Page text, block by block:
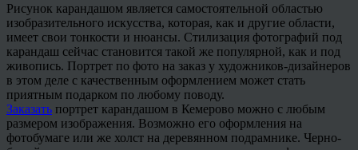
Рисунок карандашом является самостоятельной областью
изобразительного искусства, которая, как и другие области,
имеет свои тонкости и нюансы. Стилизация фотографий под
карандаш сейчас становится такой же популярной, как и под
живопись. Портрет по фото на заказ у художников-дизайнеров
в этом деле с качественным оформлением может стать
приятным подарком по любому поводу.
Заказать портрет карандашом в Кемерово можно с любым
размером изображения. Возможно его оформления на
фотобумаге или же холст на деревянном подрамнике. Черно-